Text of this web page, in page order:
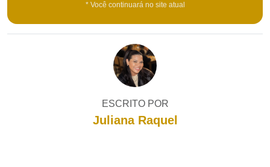
* Você continuará no site atual
ESCRITO POR
Juliana Raquel